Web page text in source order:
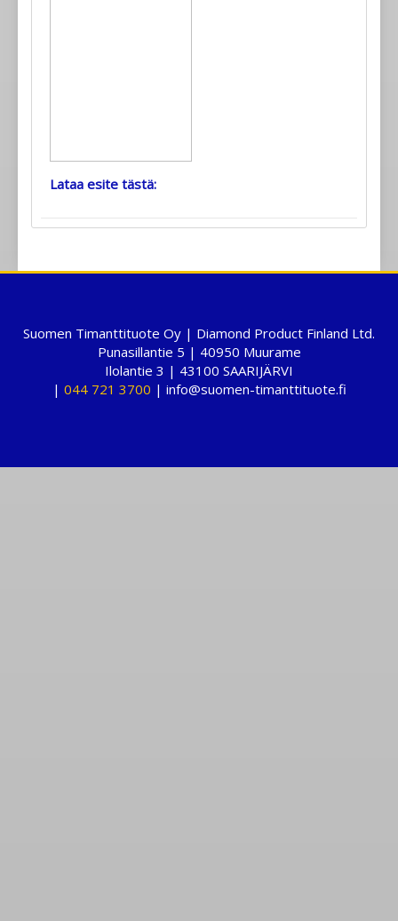
Lataa esite tästä:
Suomen Timanttituote Oy | Diamond Product Finland Ltd.
Punasillantie 5 | 40950 Muurame
Ilolantie 3 | 43100 SAARIJÄRVI
| 044 721 3700 | info@suomen-timanttituote.fi